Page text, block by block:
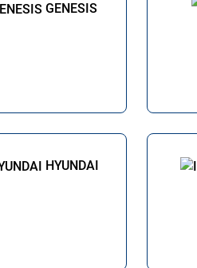
GENESIS
HYUNDAI